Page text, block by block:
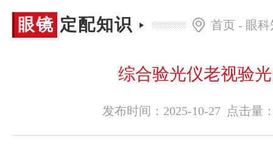
眼镜
眼镜定配知识 首页 - 眼
综合验光仪老视验光
发布时间：2025-10-27 点击量